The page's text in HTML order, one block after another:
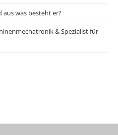
was besteht er?
& Spezialist für